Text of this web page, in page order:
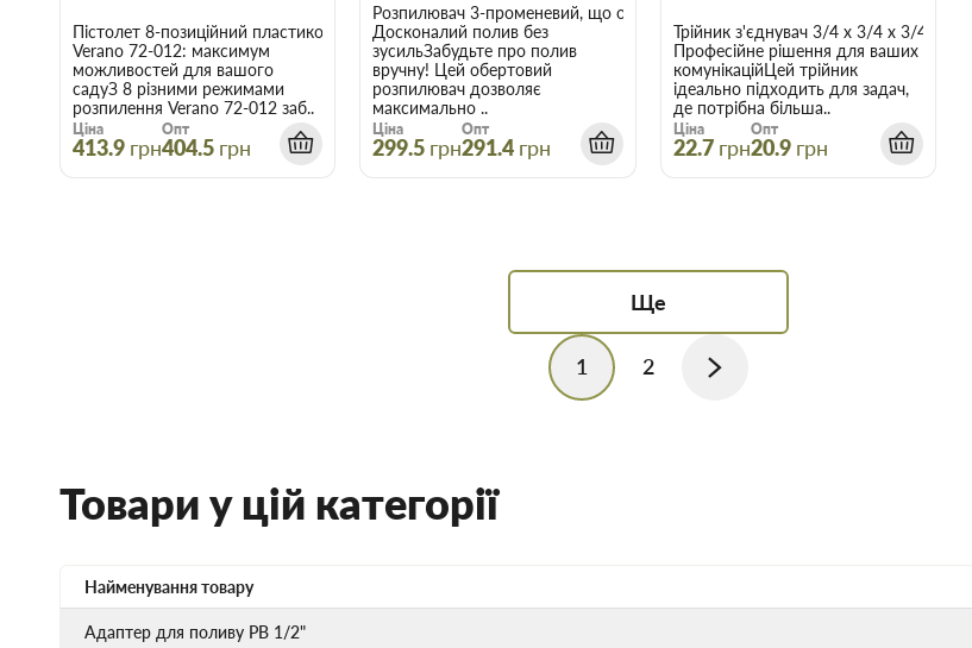
Пістолет 8-позиційний пластиковий з фіксатором Verano, 72-012
Verano 72-012: максимум
можливостей для вашого
садуЗ 8 різними режимами
розпилення Verano 72-012 заб..
Ціна
413.9 грн
Опт
404.5 грн
Розпилювач 3-променевий, що обертається, на цинковому стрижні
Досконалий полив без
зусильЗабудьте про полив
вручну! Цей обертовий
розпилювач дозволяє
максимально ..
Ціна
299.5 грн
Опт
291.4 грн
Трійник з'єднувач 3/4 х 3/4 х 3/4
Професійне рішення для ваших
комунікаційЦей трійник
ідеально підходить для задач,
де потрібна більша..
Ціна
22.7 грн
Опт
20.9 грн
Ще
1 2
Товари у цій категорії
Найменування товару
Адаптер для поливу РВ 1/2"